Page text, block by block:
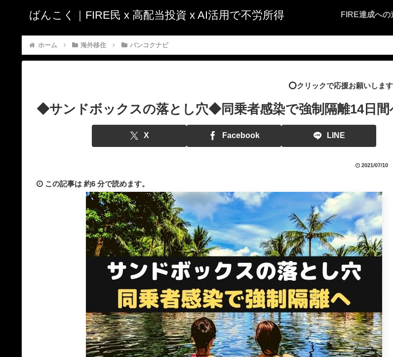
ばんこく｜FIRE民 x 高配当投資 x AI活用で不労所得 FIRE達成への
ホーム 海外移住 バンコクナビ
⭕️クリックで応援お願いしま
◆サンドボックスの落とし穴◆同乗者感染で強制隔離14日間
X Facebook LINE
2021/07/10
この記事は 約6 分で読めます。